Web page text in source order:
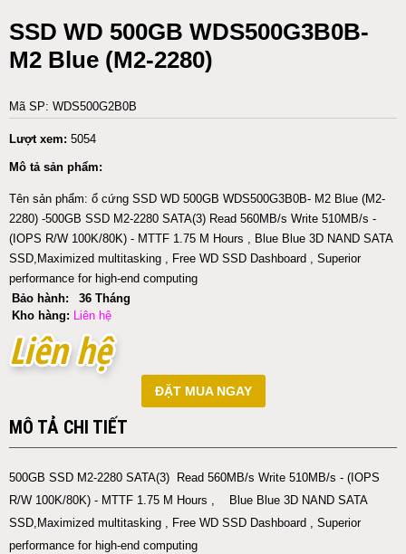
SSD WD 500GB WDS500G3B0B-
M2 Blue (M2-2280)
Mã SP: WDS500G2B0B
Lượt xem: 5054
Mô tả sản phẩm:
Tên sản phẩm: ổ cứng SSD WD 500GB WDS500G3B0B- M2 Blue (M2-
2280) -500GB SSD M2-2280 SATA(3) Read 560MB/s Write 510MB/s -
(IOPS R/W 100K/80K) - MTTF 1.75 M Hours , Blue Blue 3D NAND SATA
SSD,Maximized multitasking , Free WD SSD Dashboard , Superior
performance for high-end computing
Bảo hành:
36 Tháng
Kho hàng:
Liên hệ
Liên hệ
Liên hệ
ĐẶT MUA NGAY
MÔ TẢ CHI TIẾT
500GB SSD M2-2280 SATA(3) Read 560MB/s Write 510MB/s - (IOPS
R/W 100K/80K) - MTTF 1.75 M Hours , Blue Blue 3D NAND SATA
SSD,Maximized multitasking , Free WD SSD Dashboard , Superior
performance for high-end computing